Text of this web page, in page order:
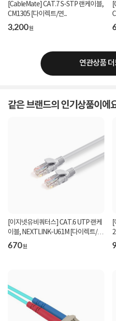
[CableMate] CAT.7 S-STP 랜케이블,
CM1305 [다이렉트/연...
3,200원
연관상품 더
같은 브랜드의 인기상품이에
[이지넷유비쿼터스] CAT.6 UTP 랜케
이블, NEXTLINK-U61M [다이렉트/단
선] [그레이/1m...
670원